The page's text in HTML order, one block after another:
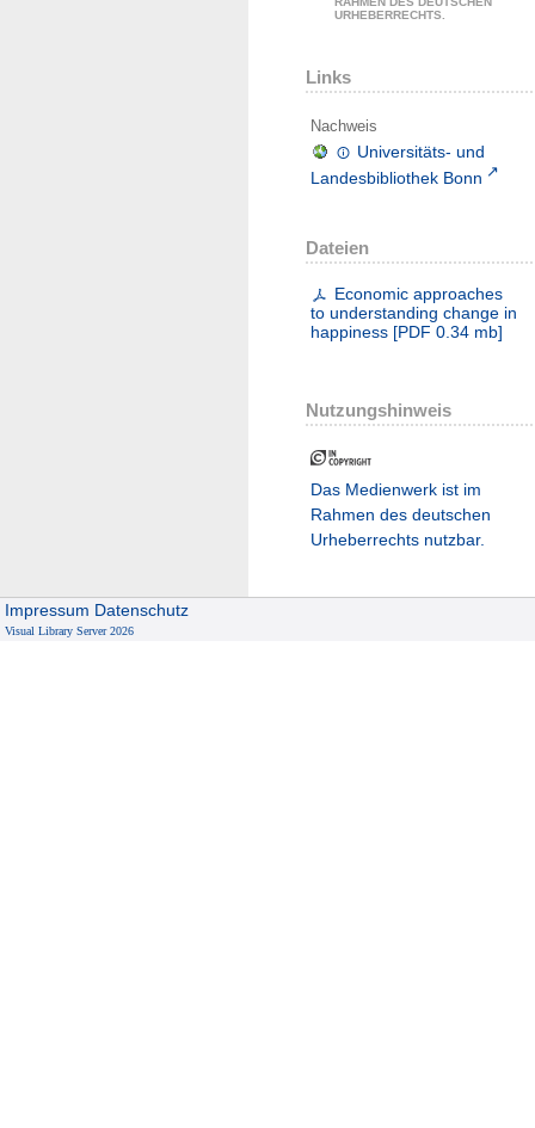
URHEBERRECHTS.
Links
Nachweis
Universitäts- und
Landesbibliothek Bonn
Dateien
Economic approaches
to understanding change in
happiness [PDF 0.34 mb]
Nutzungshinweis
Das Medienwerk ist im
Rahmen des deutschen
Urheberrechts nutzbar.
Impressum Datenschutz
Visual Library Server 2026